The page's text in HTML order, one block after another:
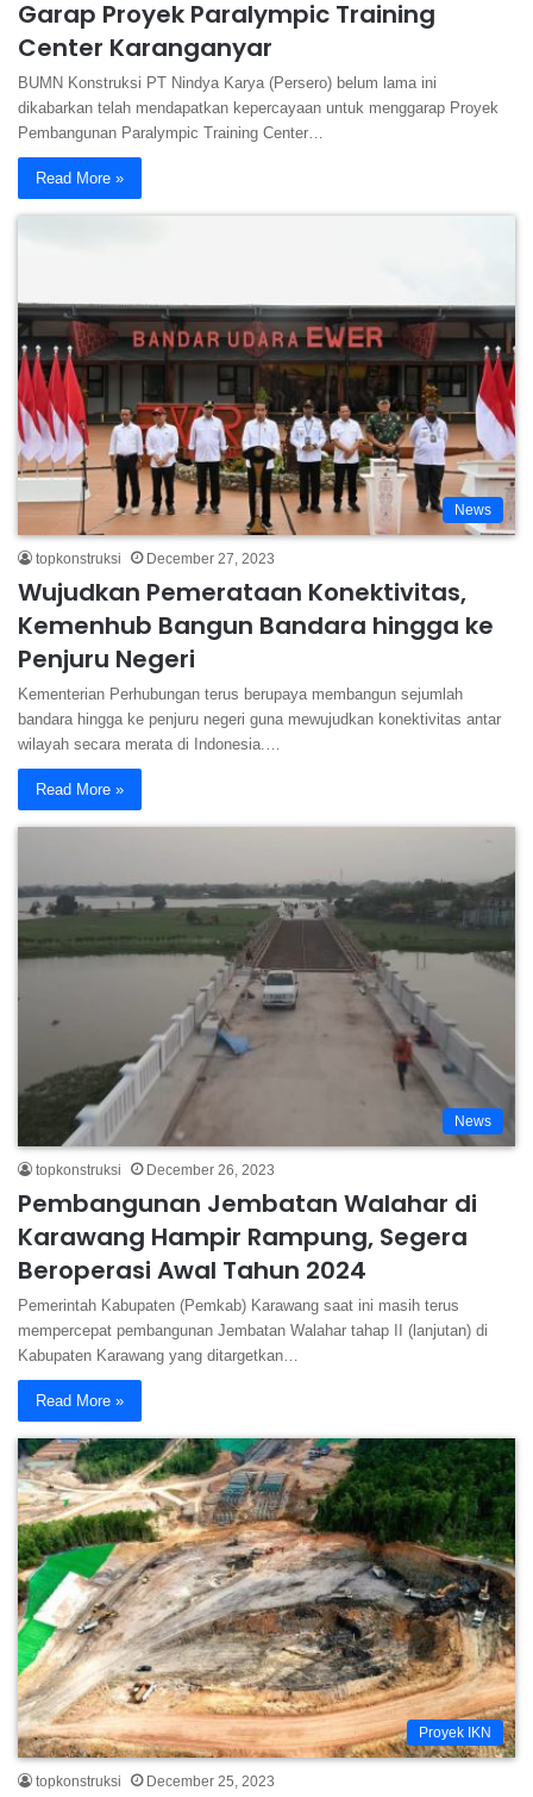
Garap Proyek Paralympic Training
Center Karanganyar
BUMN Konstruksi PT Nindya Karya (Persero) belum lama ini
dikabarkan telah mendapatkan kepercayaan untuk menggarap Proyek
Pembangunan Paralympic Training Center…
Read More »
News
topkonstruksi December 27, 2023
Wujudkan Pemerataan Konektivitas,
Kemenhub Bangun Bandara hingga ke
Penjuru Negeri
Kementerian Perhubungan terus berupaya membangun sejumlah
bandara hingga ke penjuru negeri guna mewujudkan konektivitas antar
wilayah secara merata di Indonesia.…
Read More »
News
topkonstruksi December 26, 2023
Pembangunan Jembatan Walahar di
Karawang Hampir Rampung, Segera
Beroperasi Awal Tahun 2024
Pemerintah Kabupaten (Pemkab) Karawang saat ini masih terus
mempercepat pembangunan Jembatan Walahar tahap II (lanjutan) di
Kabupaten Karawang yang ditargetkan…
Read More »
Proyek IKN
topkonstruksi December 25, 2023